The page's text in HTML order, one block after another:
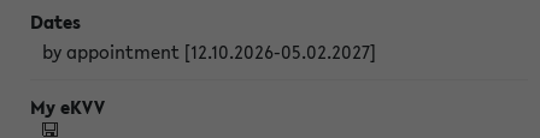
by appointment [12.10.2026-05.02.2027]